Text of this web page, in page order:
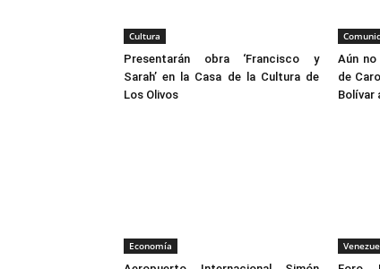
Cultura
Presentarán obra ‘Francisco y
Sarah’ en la Casa de la Cultura de
Los Olivos
Aún
de
Bolívar
Economía